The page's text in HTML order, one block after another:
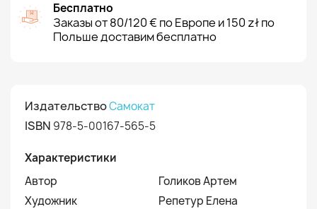
Бесплатно
Заказы от 80/120 € по Европе и 150 zł по
Польше доставим бесплатно
ИздательствоСамокат
ISBN 978-5-00167-565-5
Характеристики
Автор
Голиков Артем
Художник
Репетур Елена